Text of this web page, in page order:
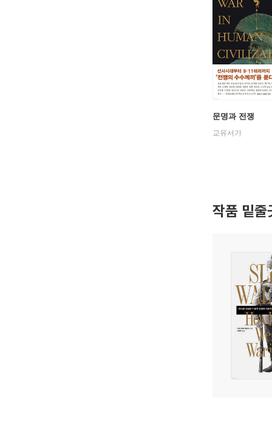
문명과 전쟁
교유서가
작품 밑줄